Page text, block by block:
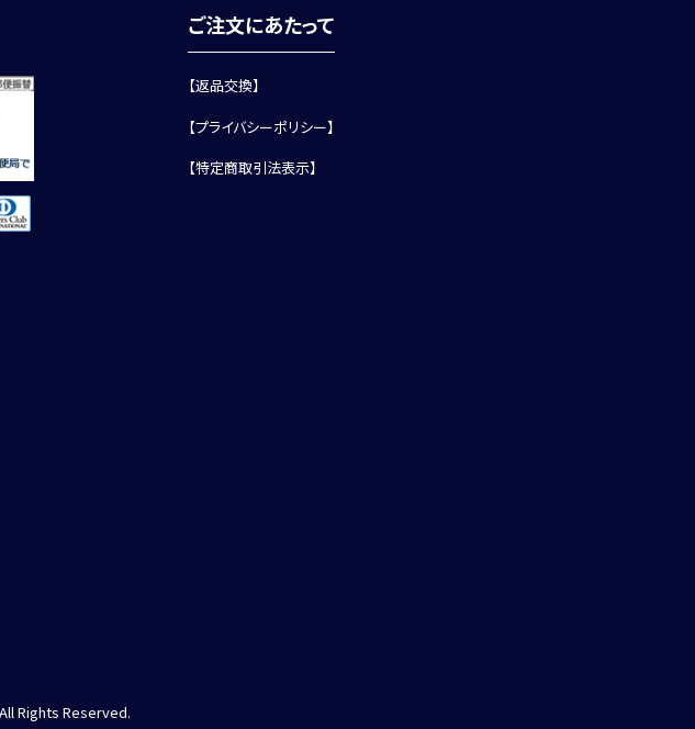
ご注文にあたって
【返品交換】
【プライバシーポリシー】
【特定商取引法表示】
Rights Reserved.